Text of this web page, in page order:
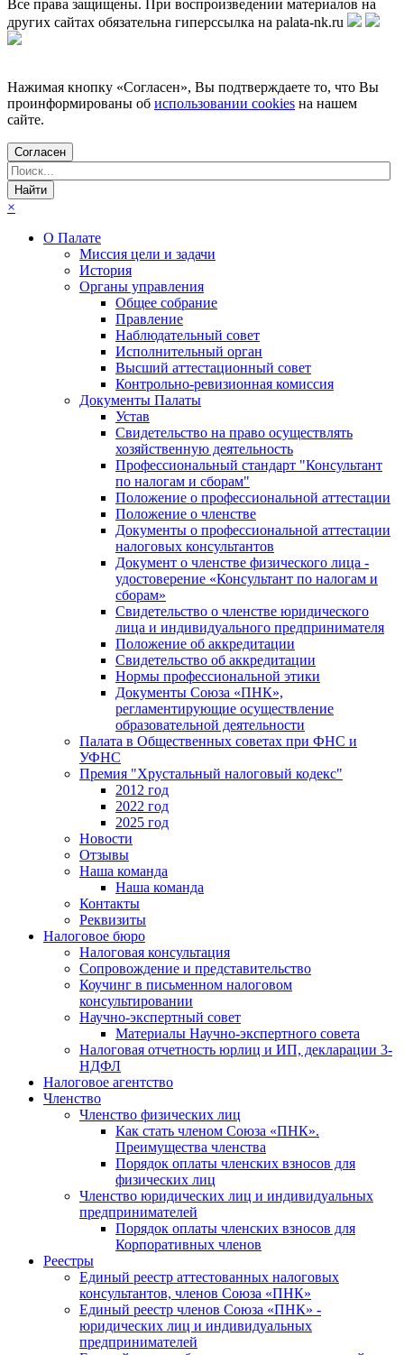
Все права защищены. При воспроизведении материалов на
других сайтах обязательна гиперссылка на palata-nk.ru
Нажимая кнопку «Согласен», Вы подтверждаете то, что Вы
проинформированы об использовании cookies на нашем
сайте.
Согласен
×
О Палате
Миссия цели и задачи
История
Органы управления
Общее собрание
Правление
Наблюдательный совет
Исполнительный орган
Высший аттестационный совет
Контрольно-ревизионная комиссия
Документы Палаты
Устав
Свидетельство на право осуществлять
хозяйственную деятельность
Профессиональный стандарт "Консультант
по налогам и сборам"
Положение о профессиональной аттестации
Положение о членстве
Документы о профессиональной аттестации
налоговых консультантов
Документ о членстве физического лица -
удостоверение «Консультант по налогам и
сборам»
Свидетельство о членстве юридического
лица и индивидуального предпринимателя
Положение об аккредитации
Свидетельство об аккредитации
Нормы профессиональной этики
Документы Союза «ПНК»,
регламентирующие осуществление
образовательной деятельности
Палата в Общественных советах при ФНС и
УФНС
Премия "Хрустальный налоговый кодекс"
2012 год
2022 год
2025 год
Новости
Отзывы
Наша команда
Наша команда
Контакты
Реквизиты
Налоговое бюро
Налоговая консультация
Cопровождение и представительство
Коучинг в письменном налоговом
консультировании
Научно-экспертный совет
Материалы Научно-экспертного совета
Налоговая отчетность юрлиц и ИП, декларации 3-
НДФЛ
Налоговое агентство
Членство
Членство физических лиц
Как стать членом Союза «ПНК».
Преимущества членства
Порядок оплаты членских взносов для
физических лиц
Членство юридических лиц и индивидуальных
предпринимателей
Порядок оплаты членских взносов для
Корпоративных членов
Реестры
Единый реестр аттестованных налоговых
консультантов, членов Союза «ПНК»
Единый реестр членов Союза «ПНК» -
юридических лиц и индивидуальных
предпринимателей